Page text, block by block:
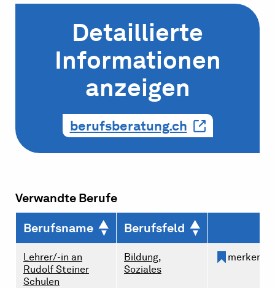
Detaillierte
Informationen
anzeigen
berufsberatung.ch
Verwandte Berufe
Berufsname Berufsfeld
Lehrer/-in an
Rudolf Steiner
Schulen
Bildung,
Soziales
merken